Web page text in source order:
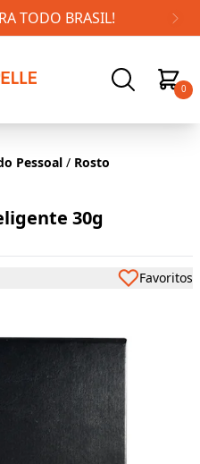
TODO BRASIL!
0
Pessoal / Rosto
30g
Favoritos